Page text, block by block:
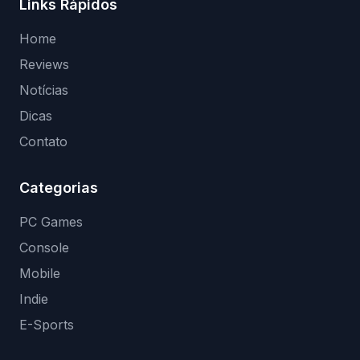
Links Rápidos
Home
Reviews
Notícias
Dicas
Contato
Categorias
PC Games
Console
Mobile
Indie
E-Sports